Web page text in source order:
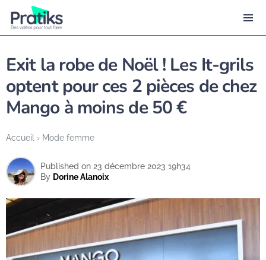
Accueil › Mode femme
Exit la robe de Noël ! Les It-grils
optent pour ces 2 pièces de chez
Mango à moins de 50 €
By Dorine Alanoix
Published on 23 décembre 2023 19h34